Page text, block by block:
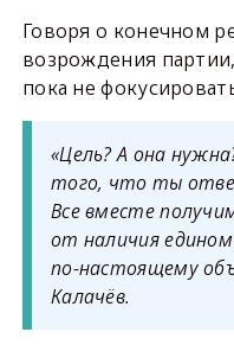
Говоря о конечном
возрождения
пока не
«Цель? А она
того, что ты
Все вместе
от наличия
по-настоящему
Калачёв.